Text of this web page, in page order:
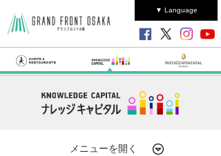
▼ Language
メニューを開く